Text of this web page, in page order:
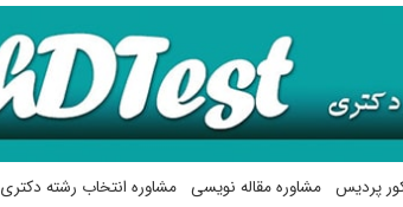
پردیس مشاوره مقاله نویسی مشاوره انتخاب رشته دکتری